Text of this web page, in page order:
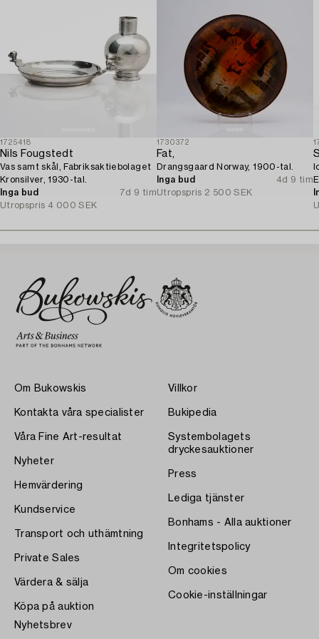
1725418
Nils Fougstedt
Vas samt skål, Fabriksaktiebolaget
Kronsilver, 1930-tal.
Inga bud
7d 9 tim
Utropspris 4 000 SEK
1730372
Fat,
Drangsgaard Norway, 1900-tal.
Inga bud
4d 9 tim
Utropspris 2 500 SEK
Om Bukowskis
Kontakta våra specialister
Våra Fine Art-resultat
Nyheter
Hemvärdering
Kundservice
Transport och uthämtning
Private Sales
Värdera & sälja
Köpa på auktion
Villkor
Bukipedia
Systembolagets
dryckesauktioner
Press
Lediga tjänster
Bonhams - Alla auktioner
Integritetspolicy
Om cookies
Cookie-inställningar
Nyhetsbrev